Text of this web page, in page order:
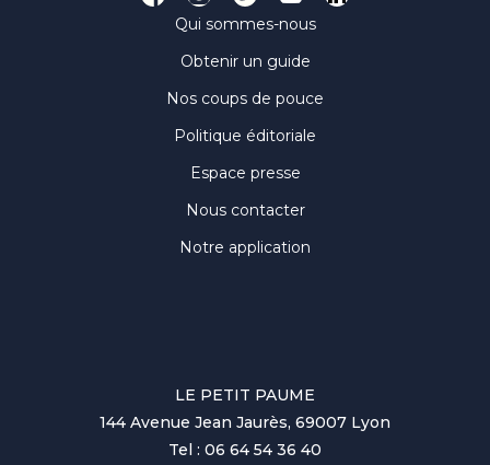
Qui sommes-nous
Obtenir un guide
Nos coups de pouce
Politique éditoriale
Espace presse
Nous contacter
Notre application
LE PETIT PAUME
144 Avenue Jean Jaurès, 69007 Lyon
Tel : 06 64 54 36 40